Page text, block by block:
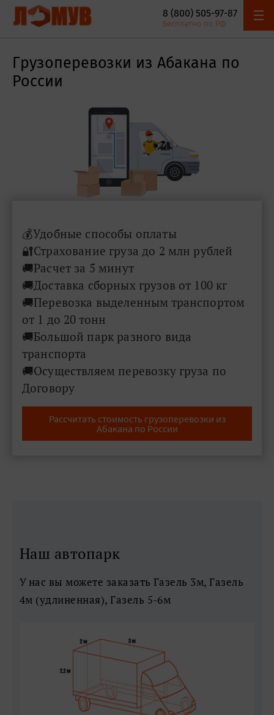
8 (800) 505-97-87
Бесплатно по РФ
Наш автопарк
Онлайн
калькулятор
Акции и скидки
Адреса
компании
Грузоперевозки из Абакана по
России
​​​​​​💰Удобные способы оплаты
🔐Страхование груза до 2 млн рублей
🚚Расчет за 5 минут
🚚Доставка сборных грузов от 100 кг
🚚Перевозка выделенным транспортом
от 1 до 20 тонн
🚚​​​​​​​Большой парк разного вида
транспорта
🚚Осуществляем перевозку груза по
Договору
Рассчитать стоимость грузоперевозки из
Абакана по России
Наш автопарк
У нас вы можете заказать Газель 3м, Газель
4м (удлиненная), Газель 5-6м